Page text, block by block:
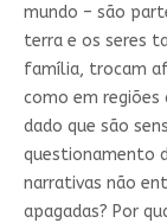
mundo – são
terra e os seres
família, trocam
como em regiões
dado que são
questionamento
narrativas não
apagadas? Por